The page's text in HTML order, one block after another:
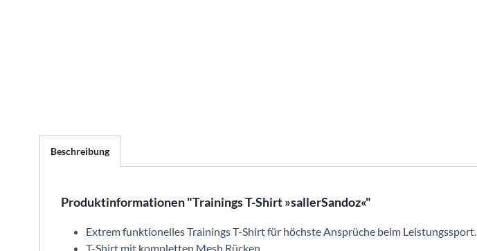
Beschreibung
Produktinformationen "Trainings T-Shirt »sallerSandoz«"
Extrem funktionelles Trainings T-Shirt für höchste Ansprüche beim Leistungssport.
T-Shirt mit kompletten Mesh Rücken